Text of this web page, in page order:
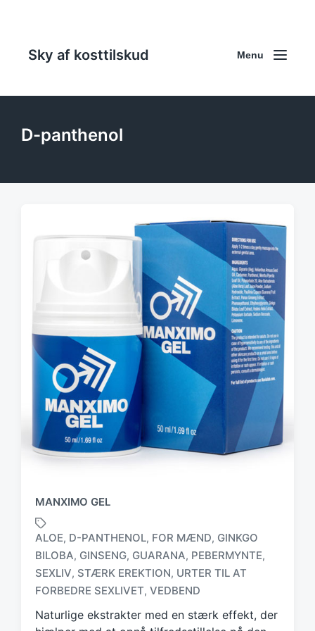
Sky af kosttilskud Menu
D-panthenol
MANXIMO GEL
a
g
g
ALOE, D-PANTHENOL, FOR MÆND, GINKGO
BILOBA, GINSENG, GUARANA, PEBERMYNTE,
SEXLIV, STÆRK EREKTION, URTER TIL AT
FORBEDRE SEXLIVET, VEDBEND
Naturlige ekstrakter med en stærk effekt, der